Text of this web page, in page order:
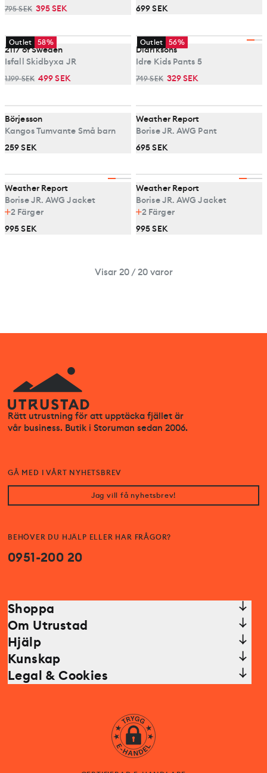
795 SEK 395 SEK
699 SEK
Outlet 58%
2117 of Sweden
Isfall Skidbyxa JR
1.199 SEK 499 SEK
Outlet 56%
Didriksons
Idre Kids Pants 5
749 SEK 329 SEK
Börjesson
Kangos Tumvante Små barn
259 SEK
Weather Report
Borise JR. AWG Pant
695 SEK
Weather Report
Borise JR. AWG Jacket
2 Färger
995 SEK
Weather Report
Borise JR. AWG Jacket
2 Färger
995 SEK
Visar 20 / 20 varor
Rätt utrustning för att upptäcka fjället är
vår business. Butik i Storuman sedan 2006.
BEHÖVER DU HJÄLP ELLER HAR FRÅGOR?
0951-200 20
GÅ MED I VÅRT NYHETSBREV
Jag vill få nyhetsbrev!
Shoppa
Om Utrustad
Hjälp
Kunskap
Legal & Cookies